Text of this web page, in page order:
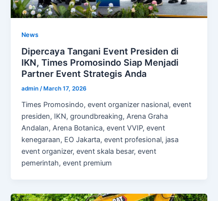
News
Dipercaya Tangani Event Presiden di
IKN, Times Promosindo Siap Menjadi
Partner Event Strategis Anda
admin/ March 17, 2026
Times Promosindo, event organizer nasional, event
presiden, IKN, groundbreaking, Arena Graha
Andalan, Arena Botanica, event VVIP, event
kenegaraan, EO Jakarta, event profesional, jasa
event organizer, event skala besar, event
pemerintah, event premium